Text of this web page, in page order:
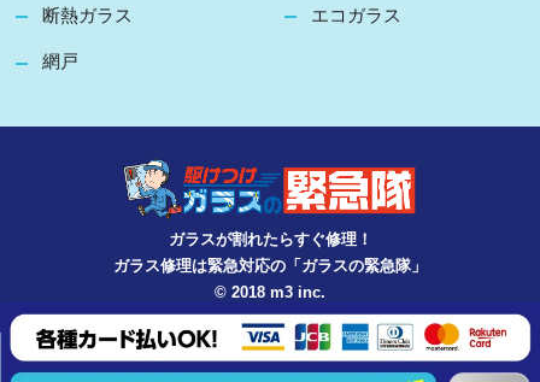
断熱ガラス エコガラス
網戸
ガラスが割れたらすぐ修理！
ガラス修理は緊急対応の「ガラスの緊急隊」
© 2018 m3 inc.